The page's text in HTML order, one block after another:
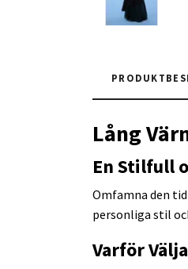
Lång
En Stilfull
Omfamna den
personliga stil
Varför